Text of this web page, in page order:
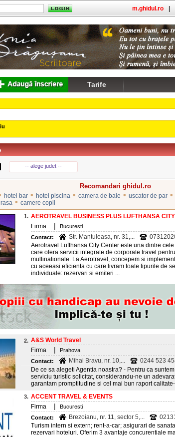
-- alege judet --
Recomandari ghidul.ro
hotel bar • hotel piscina • camera de baie • uscator de par •
• camere copii
1. AEROTRAVEL BUSINESS PLUS LUFTHANSA
Firma
Bucuresti
Contact:
Str. Mantuleasa, nr. 31,...
Aerotravel Lufthansa City Center este una dintre
care ofera servicii integrate de corporate travel
multinationale. La Aerotravel, concepem si
cu aceeasi eficienta cu care livram toate tipurile de
individuale: rezervari si emiteri ...
2. A&S World Travel
Firma
Prahova
Contact:
Mihai Bravu, nr. 10,...
0244 523
De ce sa alegeti Agentia noastra? - Pentru ca
serviciu turistic solicitat, considerandu-ne un
garantam promptitudine si cel mai bun raport
3. ACCENT TRAVEL & EVENTS
Firma
Bucuresti
Contact:
Brezoianu, nr. 11, sector 5,...
Turism intern si extern; rent-a-car; asigurari de
rezervari hoteluri. Oferim 3 avantaje concurentiale
m.ghidul.ro
Tarife